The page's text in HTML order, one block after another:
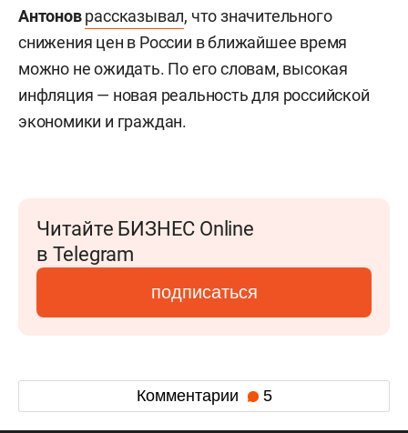
Антоноврассказывал, что значительного
снижения цен в России в ближайшее время
можно не ожидать. По его словам, высокая
инфляция — новая реальность для российской
экономики и граждан.
Читайте БИЗНЕС Online
в Telegram
подписаться
Комментарии 5